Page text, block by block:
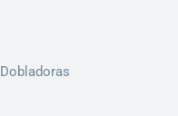
Dobladoras